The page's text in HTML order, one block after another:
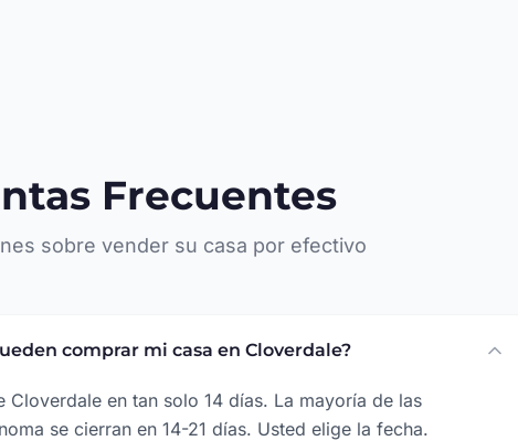
Frecuentes
sobre vender su casa por efectivo
comprar mi casa en Cloverdale?
en tan solo 14 días. La mayoría de las
se cierran en 14-21 días. Usted elige la fecha.